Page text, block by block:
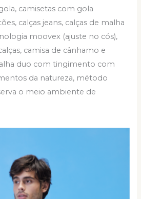
camisetas com gola
calças jeans, calças de malha
moovex (ajuste no cós),
camisa de cânhamo e
duo com tingimento com
da natureza, método
o meio ambiente de